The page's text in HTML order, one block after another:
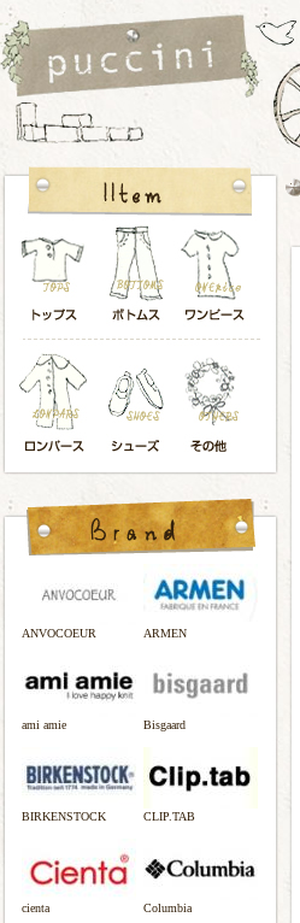
ANVOCOEUR ARMEN
ami amie Bisgaard
BIRKENSTOCK CLIP.TAB
cienta Columbia